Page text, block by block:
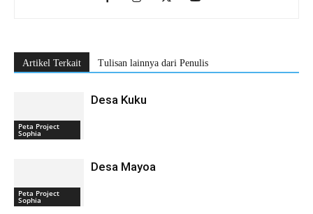
Artikel Terkait Tulisan lainnya dari Penulis
Peta Project
Sophia
Desa Kuku
Peta Project
Sophia
Desa Mayoa